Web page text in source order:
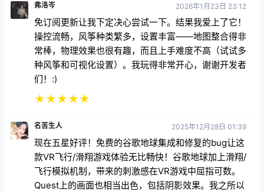
弗洛岑 2026年1月23日 23:12
免订阅更新让我下定决心尝试一下。结果我爱上了它！
操控流畅，风筝种类繁多，设置丰富——地图整合得非
常棒，物理效果也很有趣，而且上手难度不高（试试多
种风筝和可视化设置）。我玩得非常开心，谢谢开发者
们！:)
★★★★★
名苦生人 2025年12月28日 01:39
现在五星好评！免费的谷歌地球集成和修复的bug让这
款VR飞行/滑翔游戏体验无比畅快！谷歌地球加上滑翔/
飞行模拟机制，带来的刺激感在VR游戏中屈指可数。
Quest上的画面也相当出色，包括阴影效果。我之所以